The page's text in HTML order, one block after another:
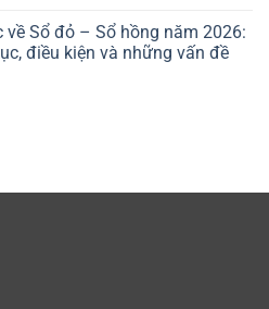
Sổ đỏ – Sổ hồng năm 2026:
điều kiện và những vấn đề